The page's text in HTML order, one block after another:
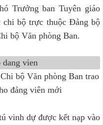
Trưởng ban Tuyên giáo
bộ trực thuộc Đảng bộ
bộ Văn phòng Ban.
bộ Văn phòng Ban trao
đảng viên mới
vinh dự được kết nạp vào